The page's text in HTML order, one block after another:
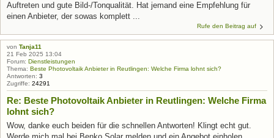
Auftreten und gute Bild-/Tonqualität. Hat jemand eine Empfehlung für
einen Anbieter, der sowas komplett ...
Rufe den Beitrag auf
von Tanja11
21 Feb 2025 13:04
Forum: Dienstleistungen
Thema: Beste Photovoltaik Anbieter in Reutlingen: Welche Firma lohnt sich?
Antworten: 3
Zugriffe: 24291
Re: Beste Photovoltaik Anbieter in Reutlingen: Welche Firma
lohnt sich?
Wow, danke euch beiden für die schnellen Antworten! Klingt echt gut.
Werde mich mal bei Benko Solar melden und ein Angebot einholen.